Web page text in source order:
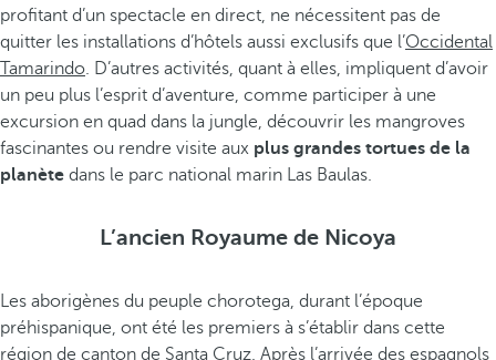
profitant d’un spectacle en direct, ne nécessitent pas de
quitter les installations d’hôtels aussi exclusifs que l’Occidental
Tamarindo. D’autres activités, quant à elles, impliquent d’avoir
un peu plus l’esprit d’aventure, comme participer à une
excursion en quad dans la jungle, découvrir les mangroves
fascinantes ou rendre visite aux plus grandes tortues de la
planète dans le parc national marin Las Baulas.
L’ancien Royaume de Nicoya
Les aborigènes du peuple chorotega, durant l’époque
préhispanique, ont été les premiers à s’établir dans cette
région de canton de Santa Cruz. Après l’arrivée des espagnols